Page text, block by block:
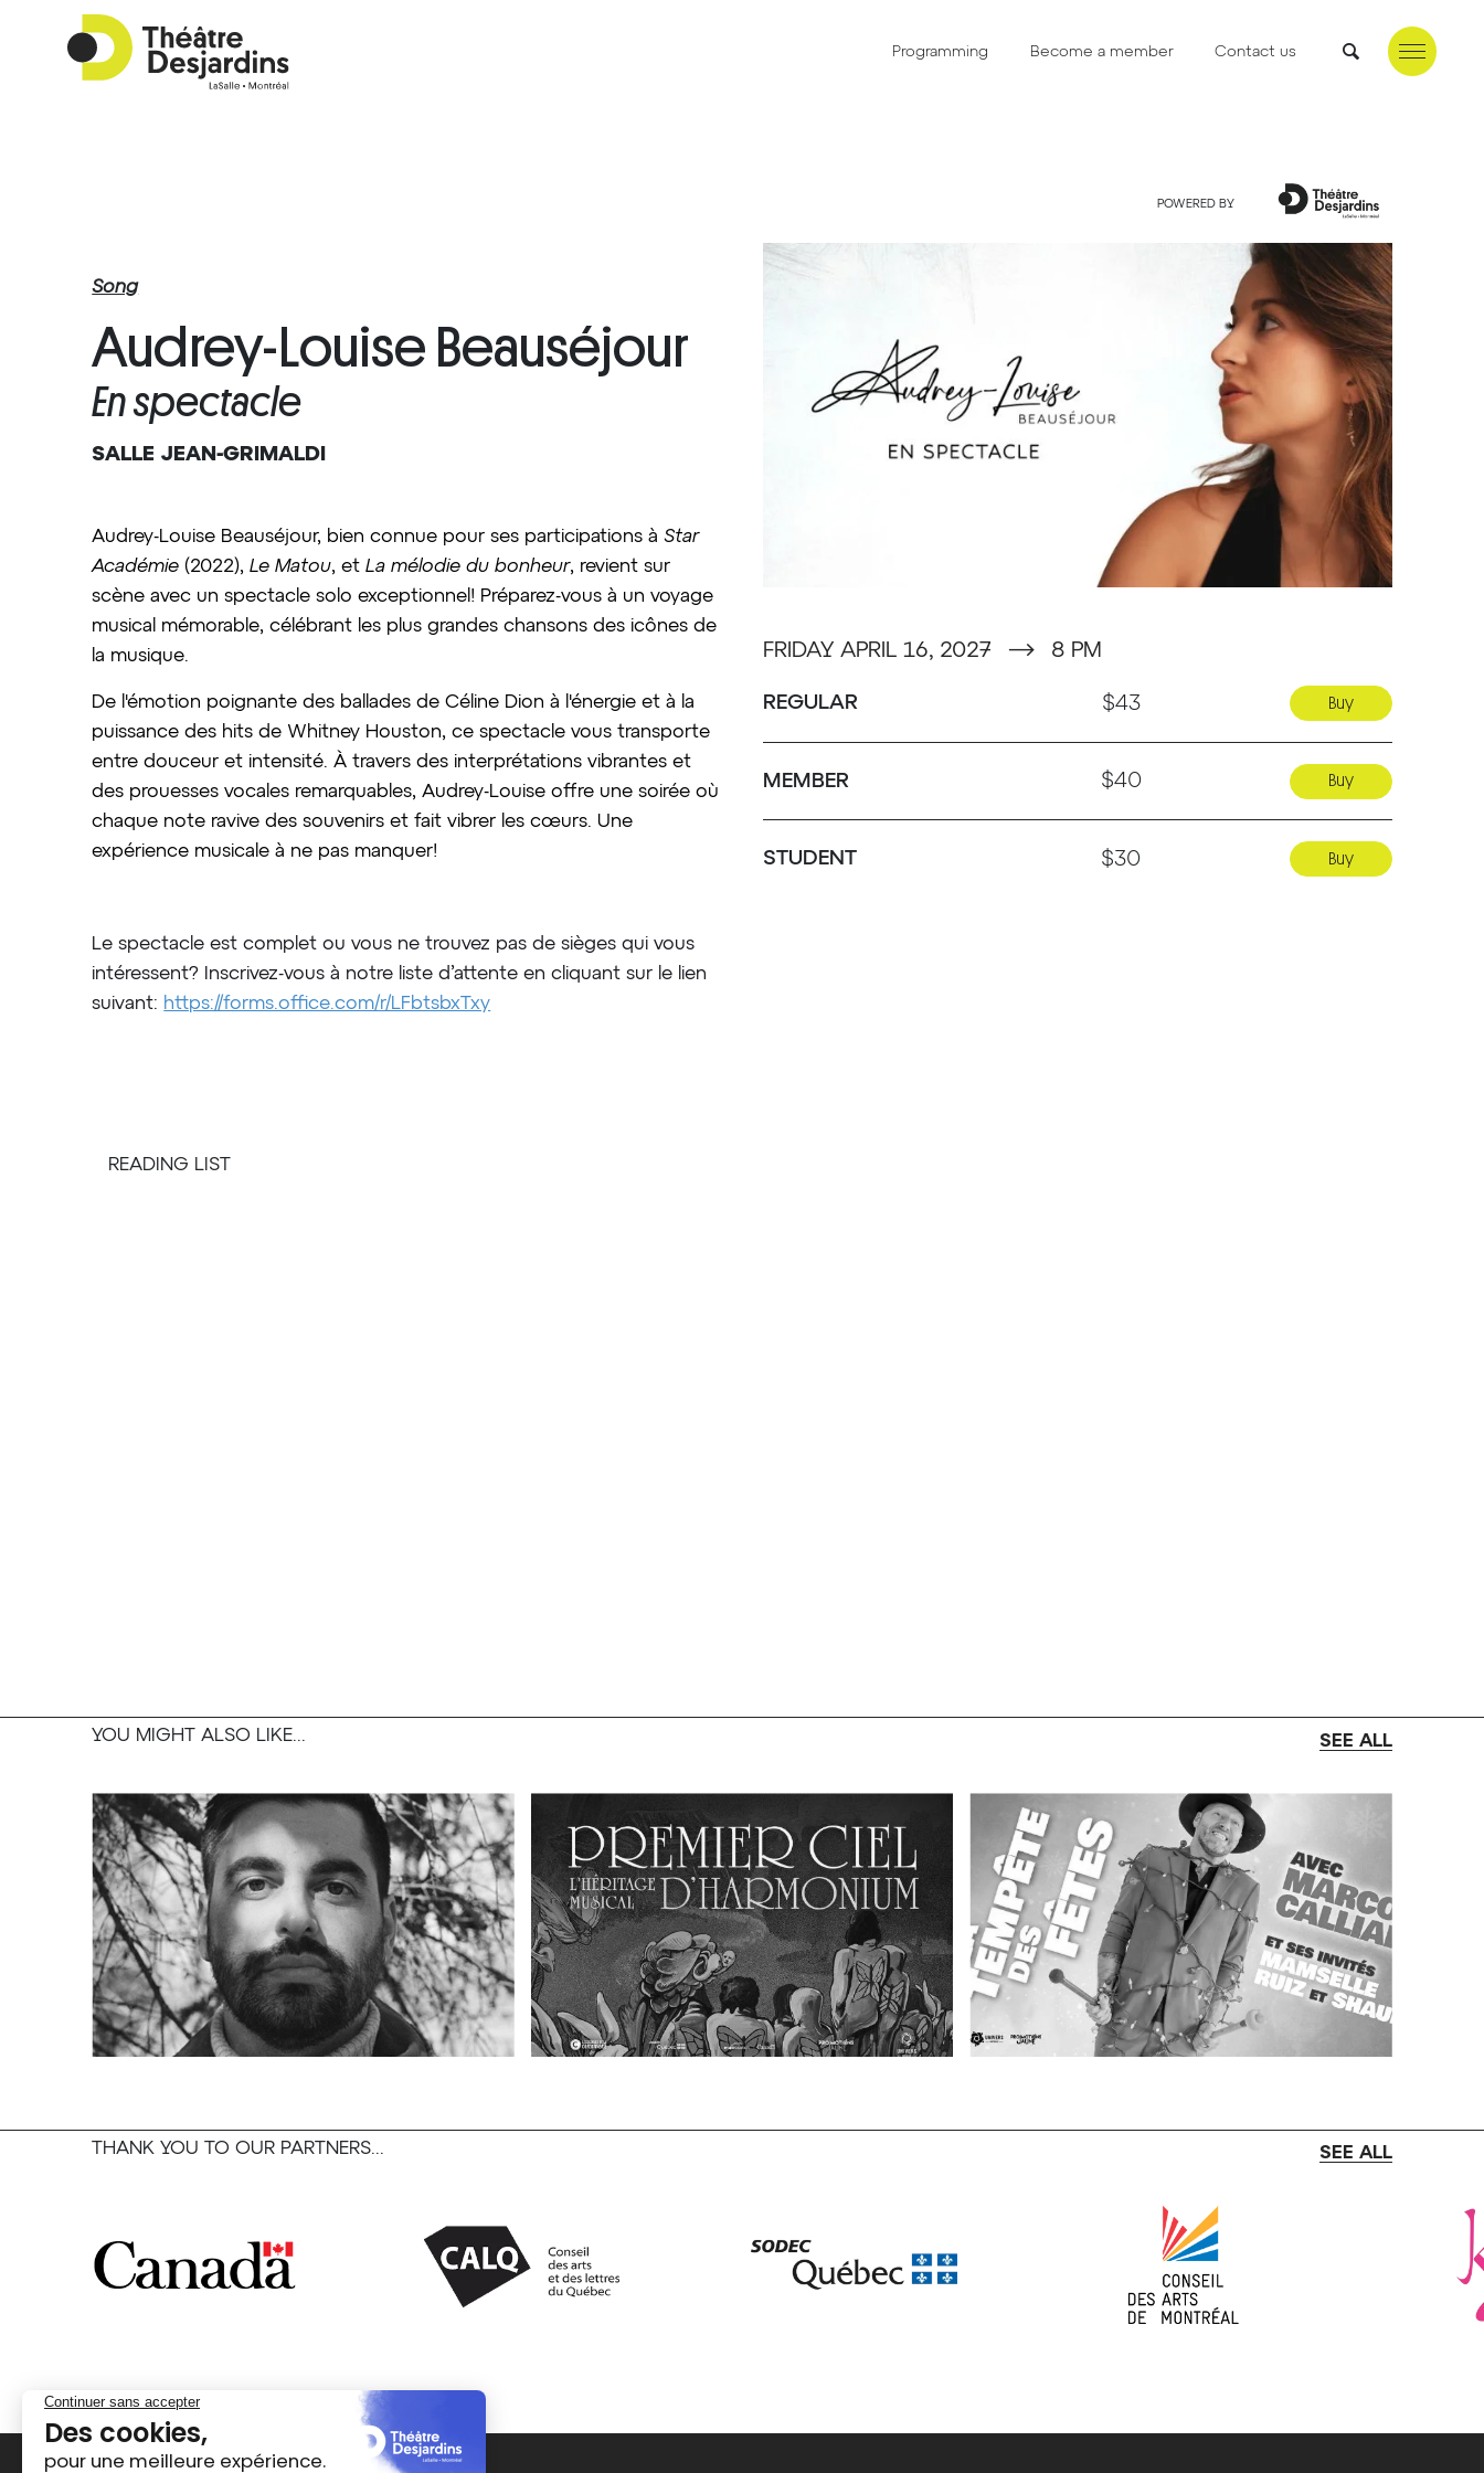
Programming Become a member Contact us
POWERED BY
Audrey-Louise Beauséjour
En spectacle
Song
SALLE JEAN-GRIMALDI
Audrey-Louise Beauséjour, bien connue pour ses participations àStar
Académie (2022),Le Matou, etLa mélodie du bonheur, revient sur
scène avec un spectacle solo exceptionnel! Préparez-vous à un voyage
musical mémorable, célébrant les plus grandes chansons des icônes de
la musique.
De l'émotion poignante des ballades de Céline Dion à l'énergie et à la
puissance des hits de Whitney Houston, ce spectacle vous transporte
entre douceur et intensité. À travers des interprétations vibrantes et
des prouesses vocales remarquables, Audrey-Louise offre une soirée où
chaque note ravive des souvenirs et fait vibrer les cœurs. Une
expérience musicale à ne pas manquer!
Le spectacle est complet ou vous ne trouvez pas de sièges qui vous
intéressent? Inscrivez-vous à notre liste d’attente en cliquant sur le lien
suivant: https://forms.office.com/r/LFbtsbxTxy
FRIDAY APRIL 16, 2027 ⟶ 8 PM
REGULAR $43 Buy
MEMBER $40 Buy
STUDENT $30 Buy
READING LIST
YOU MIGHT ALSO LIKE... SEE ALL
THANK YOU TO OUR PARTNERS... SEE ALL